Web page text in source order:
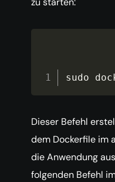
sudo
Dieser Befehl
dem Dockerfile im
die Anwendung
folgenden Befehl